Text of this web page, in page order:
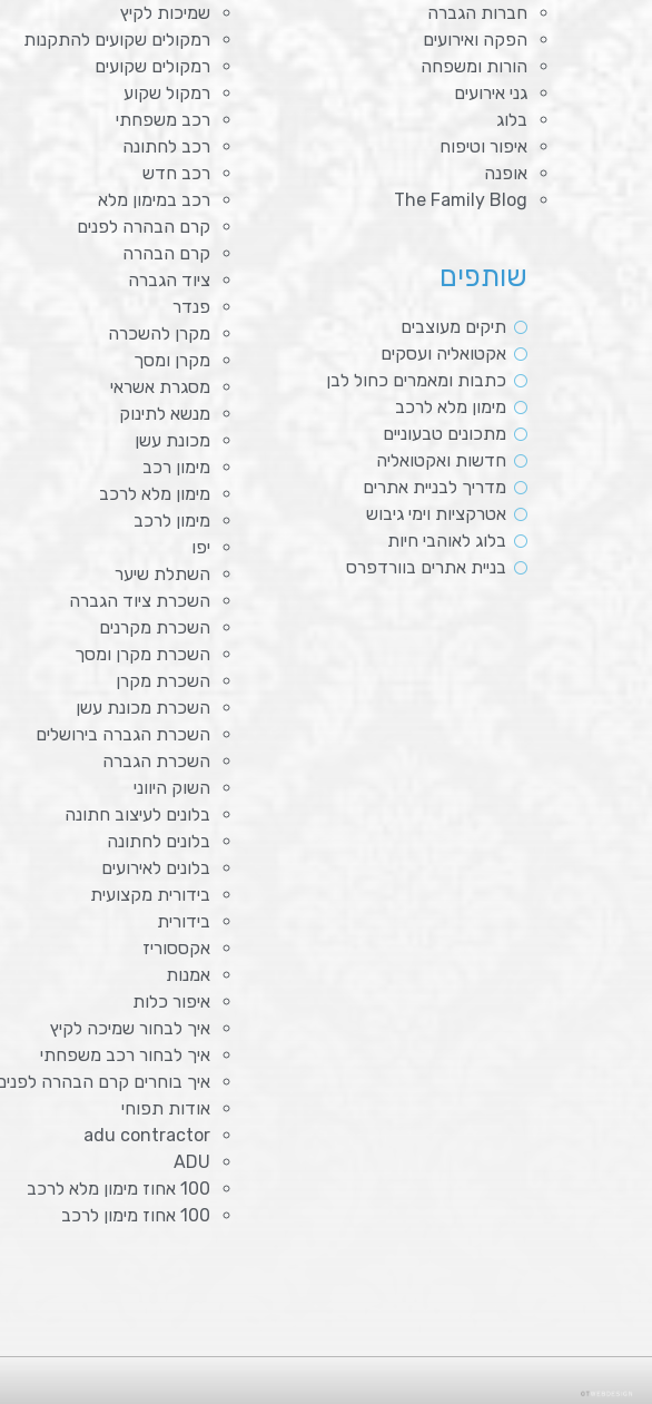
חברות הגברה
הפקה ואירועים
הורות ומשפחה
גני אירועים
בלוג
איפור וטיפוח
אופנה
The Family Blog
שותפים
תיקים מעוצבים
אקטואליה ועסקים
כתבות ומאמרים כחול לבן
מימון מלא לרכב
מתכונים טבעוניים
חדשות ואקטואליה
מדריך לבניית אתרים
אטרקציות וימי גיבוש
בלוג לאוהבי חיות
בניית אתרים בוורדפרס
שמיכות לקיץ
רמקולים שקועים להתקנות
רמקולים שקועים
רמקול שקוע
רכב משפחתי
רכב לחתונה
רכב חדש
רכב במימון מלא
קרם הבהרה לפנים
קרם הבהרה
ציוד הגברה
פנדר
מקרן להשכרה
מקרן ומסך
מסגרת אשראי
מנשא לתינוק
מכונת עשן
מימון רכב
מימון מלא לרכב
מימון לרכב
יפו
השתלת שיער
השכרת ציוד הגברה
השכרת מקרנים
השכרת מקרן ומסך
השכרת מקרן
השכרת מכונת עשן
השכרת הגברה בירושלים
השכרת הגברה
השוק היווני
בלונים לעיצוב חתונה
בלונים לחתונה
בלונים לאירועים
בידורית מקצועית
בידורית
אקססוריז
אמנות
איפור כלות
איך לבחור שמיכה לקיץ
איך לבחור רכב משפחתי
איך בוחרים קרם הבהרה
אודות תפוחי
adu contractor
ADU
100 אחוז מימון מלא לרכב
100 אחוז מימון לרכב